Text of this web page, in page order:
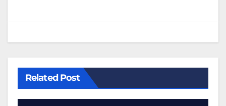
Related Post